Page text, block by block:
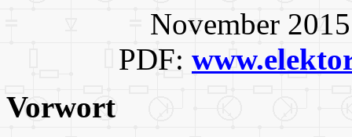
November
PDF:
Vorwort